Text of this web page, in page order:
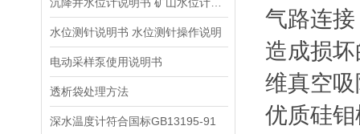
水位测针说明书 水位测针操作说明
电动采样泵使用说明书
透析袋处理方法
深水温度计符合国标GB13195-91
气路连
造成损
维真空
优质硅